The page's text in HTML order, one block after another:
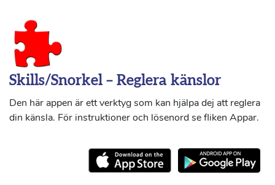
Skills/Snorkel – Reglera känslor
Den här appen är ett verktyg som kan hjälpa dej att reglera
din känsla. För instruktioner och lösenord se fliken Appar.